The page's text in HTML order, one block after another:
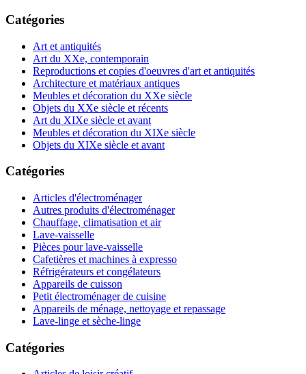
Catégories
Art et antiquités
Art du XXe, contemporain
Reproductions et copies d'oeuvres d'art et antiquités
Architecture et matériaux antiques
Meubles et décoration du XXe siècle
Objets du XXe siècle et récents
Art du XIXe siècle et avant
Meubles et décoration du XIXe siècle
Objets du XIXe siècle et avant
Catégories
Articles d'électroménager
Autres produits d'électroménager
Chauffage, climatisation et air
Lave-vaisselle
Pièces pour lave-vaisselle
Cafetières et machines à expresso
Réfrigérateurs et congélateurs
Appareils de cuisson
Petit électroménager de cuisine
Appareils de ménage, nettoyage et repassage
Lave-linge et sèche-linge
Catégories